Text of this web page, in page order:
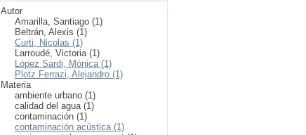
Autor
Amarilla, Santiago (1)
Beltrán, Alexis (1)
Curti, Nicolas (1)
Larroudé, Victoria (1)
López Sardi, Mónica (1)
Plotz Ferrazi, Alejandro (1)
Materia
ambiente urbano (1)
calidad del agua (1)
contaminación (1)
contaminación acústica (1)